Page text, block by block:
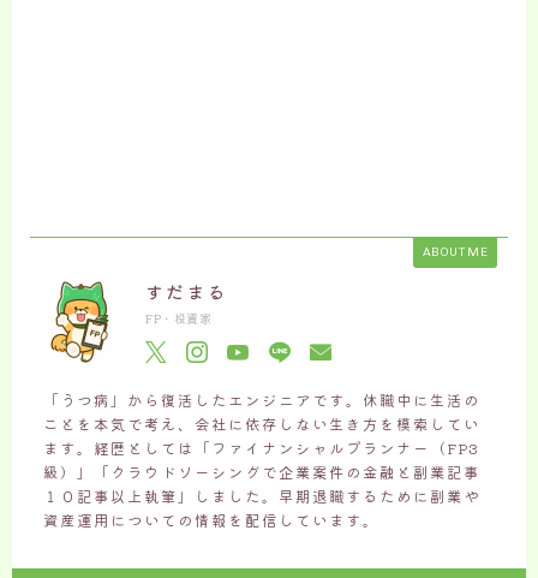
ABOUT ME
すだまる
FP・投資家
「うつ病」から復活したエンジニアです。休職中に生活の
ことを本気で考え、会社に依存しない生き方を模索してい
ます。経歴としては「ファイナンシャルプランナー（FP3
級）」「クラウドソーシングで企業案件の金融と副業記事
１０記事以上執筆」しました。早期退職するために副業や
資産運用についての情報を配信しています。